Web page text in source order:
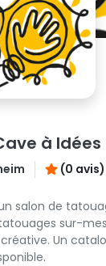
à Idées
(0 avis)
salon de
sur-
Un